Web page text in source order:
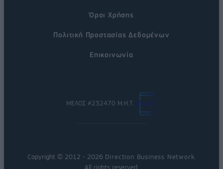
Όροι Χρήσης
Πολιτική Προστασίας Δεδομένων
Επικοινωνία
ΜΕΛΟΣ #232470 Μ.Η.Τ.
Copyright © 2012 - 2026 Direction Business Network.
All rights reserved.